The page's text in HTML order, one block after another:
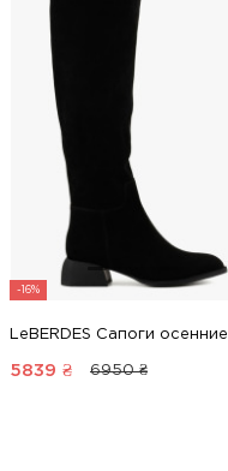
-16%
LeBERDES Сапоги осенние
5839 ₴ 6950 ₴